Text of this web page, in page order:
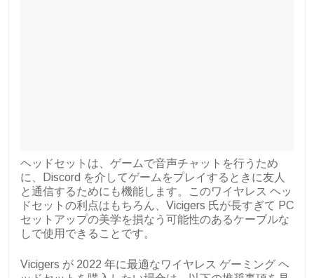
ヘッドセットは、ゲームで音声チャットを行うため
に、Discord を介してゲームをプレイするときに友人
と通信するためにも機能します。このワイヤレス ヘッ
ドセットの利点はもちろん、Vicigers 氏が長すぎて PC
セットアップの美学を損なう可能性のあるケーブルな
しで使用できることです。
Vicigers が 2022 年に最適なワイヤレス ゲーミング ヘ